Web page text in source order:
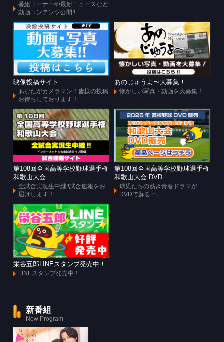
番組コーナーや最新ニュースなど
動画コンテンツ公開!!
映像投稿サイト
あなたがカメラマン！皆様の投稿
お待ちしております！
あのじゅうよ〜大募集！
懐かしい写真・動画を大募集！
第108回全国高等学校野球選手権
和歌山大会
全試合実況生中継!!試合速報をお
届けします！
第108回全国高等学校野球選手権
和歌山大会 DVD
球児たちの熱き青春ドラマが
DVDで蘇るー。
栄谷五郎LINEスタンプ発売中！
LINEスタンプ発売中！
新番組
New Program